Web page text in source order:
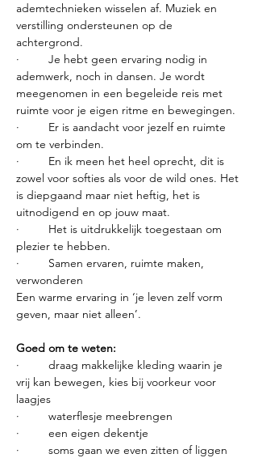
ademtechnieken wisselen af. Muziek en
verstilling ondersteunen op de
achtergrond.
·         Je hebt geen ervaring nodig in
ademwerk, noch in dansen. Je wordt
meegenomen in een begeleide reis met
ruimte voor je eigen ritme en bewegingen.
·         Er is aandacht voor jezelf en ruimte
om te verbinden.
·         En ik meen het heel oprecht, dit is
zowel voor softies als voor de wild ones. Het
is diepgaand maar niet heftig, het is
uitnodigend en op jouw maat.
·         Het is uitdrukkelijk toegestaan om
plezier te hebben.
·         Samen ervaren, ruimte maken,
verwonderen
Een warme ervaring in ‘je leven zelf vorm
geven, maar niet alleen’.
Goed om te weten:
·         draag makkelijke kleding waarin je
vrij kan bewegen, kies bij voorkeur voor
laagjes
·         waterflesje meebrengen
·         een eigen dekentje
·         soms gaan we even zitten of liggen